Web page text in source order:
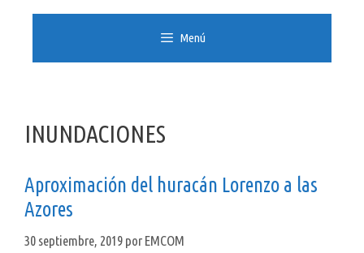
Menú
INUNDACIONES
Aproximación del huracán Lorenzo a las
Azores
30 septiembre, 2019 por EMCOM